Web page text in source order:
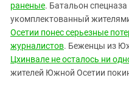
раненые. Батальон
укомплектованный
Осетии понес серьезные
журналистов. Беженцы из
Цхинвале не осталось ни
жителей Южной Осетии